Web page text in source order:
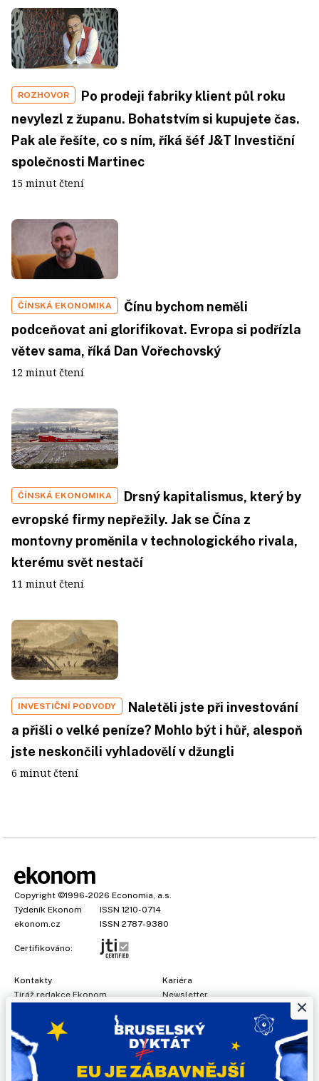
ROZHOVOR
Po prodeji fabriky klient půl roku
nevylezl z županu. Bohatstvím si kupujete čas.
Pak ale řešíte, co s ním, říká šéf J&T Investiční
společnosti Martinec
15 minut čtení
ČÍNSKÁ EKONOMIKA
Čínu bychom neměli
podceňovat ani glorifikovat. Evropa si podřízla
větev sama, říká Dan Vořechovský
12 minut čtení
ČÍNSKÁ EKONOMIKA
Drsný kapitalismus, který by
evropské firmy nepřežily. Jak se Čína z
montovny proměnila v technologického rivala,
kterému svět nestačí
11 minut čtení
INVESTIČNÍ PODVODY
Naletěli jste při investování
a přišli o velké peníze? Mohlo být i hůř, alespoň
jste neskončili vyhladovělí v džungli
6 minut čtení
Copyright ©1996-2026 Economia, a.s.
Týdeník Ekonom
ISSN 1210-0714
ekonom.cz
ISSN 2787-9380
Certifikováno:
Kontakty
Tiráž redakce Ekonom
Kariéra
Newsletter
Prohlášení o cookies
Nastavení soukromí
Ochrana osobních údajů
Inzerce
, obchodní garant:Adéla Formáčková,+420 739 500 832
×